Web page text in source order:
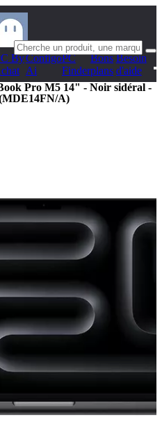
ByConfigo
Ai
PC
Finder
Bons
plans
Besoin
d'aide
Pro M5 14" - Noir sidéral -
A)